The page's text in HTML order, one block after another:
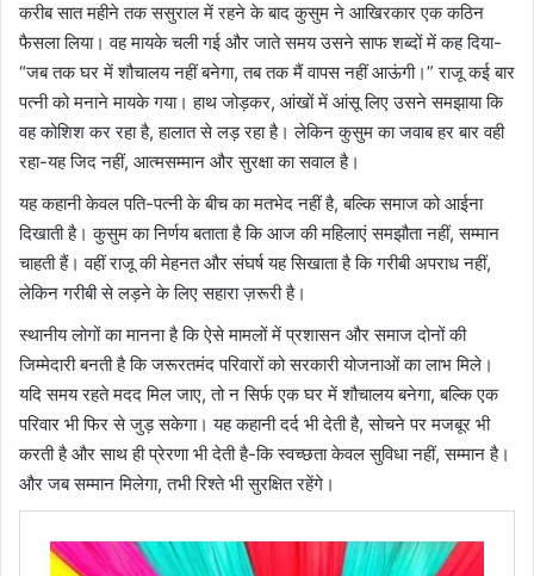
करीब सात महीने तक ससुराल में रहने के बाद कुसुम ने आखिरकार एक कठिन
फैसला लिया। वह मायके चली गई और जाते समय उसने साफ शब्दों में कह दिया-
“जब तक घर में शौचालय नहीं बनेगा, तब तक मैं वापस नहीं आऊंगी।” राजू कई बार
पत्नी को मनाने मायके गया। हाथ जोड़कर, आंखों में आंसू लिए उसने समझाया कि
वह कोशिश कर रहा है, हालात से लड़ रहा है। लेकिन कुसुम का जवाब हर बार वही
रहा-यह जिद नहीं, आत्मसम्मान और सुरक्षा का सवाल है।
यह कहानी केवल पति-पत्नी के बीच का मतभेद नहीं है, बल्कि समाज को आईना
दिखाती है। कुसुम का निर्णय बताता है कि आज की महिलाएं समझौता नहीं, सम्मान
चाहती हैं। वहीं राजू की मेहनत और संघर्ष यह सिखाता है कि गरीबी अपराध नहीं,
लेकिन गरीबी से लड़ने के लिए सहारा ज़रूरी है।
स्थानीय लोगों का मानना है कि ऐसे मामलों में प्रशासन और समाज दोनों की
जिम्मेदारी बनती है कि जरूरतमंद परिवारों को सरकारी योजनाओं का लाभ मिले।
यदि समय रहते मदद मिल जाए, तो न सिर्फ एक घर में शौचालय बनेगा, बल्कि एक
परिवार भी फिर से जुड़ सकेगा। यह कहानी दर्द भी देती है, सोचने पर मजबूर भी
करती है और साथ ही प्रेरणा भी देती है-कि स्वच्छता केवल सुविधा नहीं, सम्मान है।
और जब सम्मान मिलेगा, तभी रिश्ते भी सुरक्षित रहेंगे।